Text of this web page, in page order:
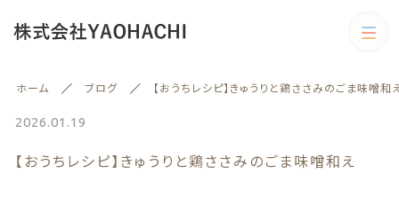
ホーム ブログ 【おうちレシピ】きゅうりと鶏ささみのごま味噌和
2026.01.19
【おうちレシピ】きゅうりと鶏ささみのごま味噌和え
カテゴリー
野菜